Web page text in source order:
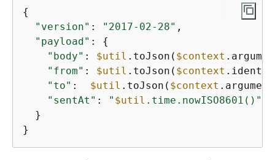
{
"version" : "2017-02-28" ,
"payload" : {
"body" : $util .toJson( $context
"from" : $util .toJson( $context
"to" : $util .toJson( $context
"sentAt" : " $util .time.nowISO8601()"
  }
}